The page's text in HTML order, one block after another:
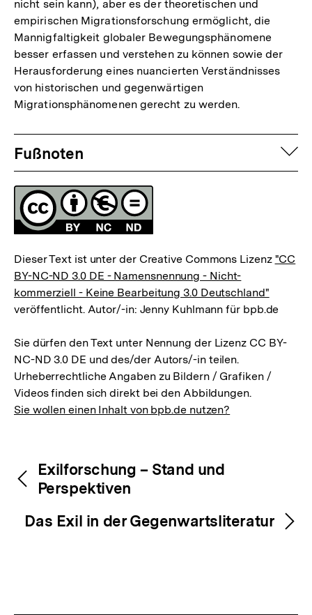
nicht sein kann), aber es der theoretischen und
empirischen Migrationsforschung ermöglicht, die
Mannigfaltigkeit globaler Bewegungsphänomene
besser erfassen und verstehen zu können sowie der
Herausforderung eines nuancierten Verständnisses
von historischen und gegenwärtigen
Migrationsphänomenen gerecht zu werden.
Fussnoten
Fußnoten
Lizenz
Dieser Text ist unter der Creative Commons Lizenz "CC
BY-NC-ND 3.0 DE - Namensnennung - Nicht-
kommerziell - Keine Bearbeitung 3.0 Deutschland"
veröffentlicht. Autor/-in: Jenny Kuhlmann für bpb.de
Sie dürfen den Text unter Nennung der Lizenz CC BY-
NC-ND 3.0 DE und des/der Autors/-in teilen.
Urheberrechtliche Angaben zu Bildern / Grafiken /
Videos finden sich direkt bei den Abbildungen.
Sie wollen einen Inhalt von bpb.de nutzen?
Inhaltsnavigation
Inhaltsnavigation
Exilforschung – Stand und
Perspektiven
Das Exil in der Gegenwartsliteratur